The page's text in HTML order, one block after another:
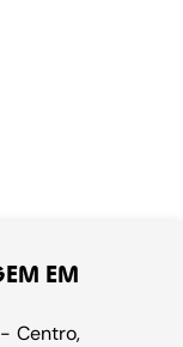
EM
Centro,